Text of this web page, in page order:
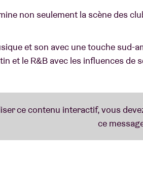
non seulement la scène des
et son avec une touche sud-
et le R&B avec les influences de